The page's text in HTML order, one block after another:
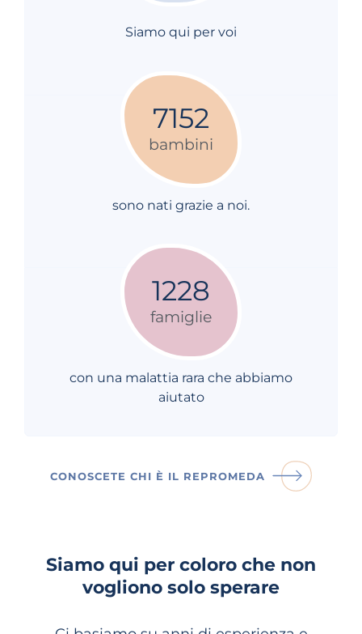
Siamo qui per voi
bambini
7152
sono nati grazie a noi.
famiglie
1228
con una malattia rara che abbiamo
aiutato
CONOSCETE CHI È IL REPROMEDA
Siamo qui per coloro che non
vogliono solo sperare